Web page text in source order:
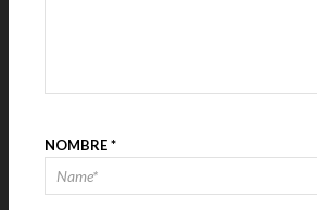
NOMBRE*